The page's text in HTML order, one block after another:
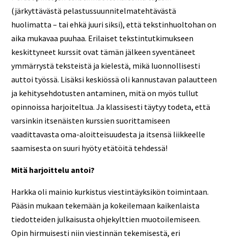
(järkyttävästä pelastussuunnitelmatehtävästä
huolimatta – tai ehkä juuri siksi), että tekstinhuoltohan on
aika mukavaa puuhaa. Erilaiset tekstintutkimukseen
keskittyneet kurssit ovat tämän jälkeen syventäneet
ymmärrystä teksteistä ja kielestä, mikä luonnollisesti
auttoi työssä. Lisäksi keskiössä oli kannustavan palautteen
ja kehitysehdotusten antaminen, mitä on myös tullut
opinnoissa harjoiteltua. Ja klassisesti täytyy todeta, että
varsinkin itsenäisten kurssien suorittamiseen
vaadittavasta oma-aloitteisuudesta ja itsensä liikkeelle
saamisesta on suuri hyöty etätöitä tehdessä!
Mitä harjoittelu antoi?
Harkka oli mainio kurkistus viestintäyksikön toimintaan.
Pääsin mukaan tekemään ja kokeilemaan kaikenlaista
tiedotteiden julkaisusta ohjekylttien muotoilemiseen.
Opin hirmuisesti niin viestinnän tekemisestä, eri